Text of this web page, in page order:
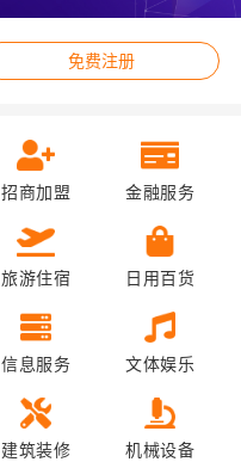
免费注册
招商加盟 金融服务
旅游住宿 日用百货
信息服务 文体娱乐
建筑装修 机械设备